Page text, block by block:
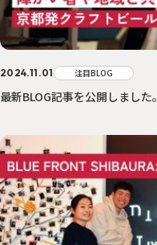
2024.11.01 注目BLOG
最新BLOG記事を公開しました。